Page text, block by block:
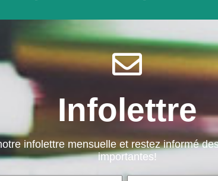
Infolettre
infolettre mensuelle et restez informé
importantes!